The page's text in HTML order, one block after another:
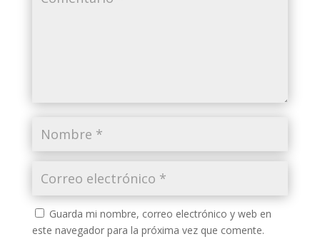
Guarda mi nombre, correo electrónico y web en
este navegador para la próxima vez que comente.